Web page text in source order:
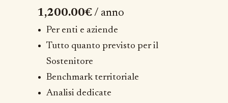
1,200.00€/ anno
Per enti e aziende
Tutto quanto previsto per il
Sostenitore
Benchmark territoriale
Analisi dedicate